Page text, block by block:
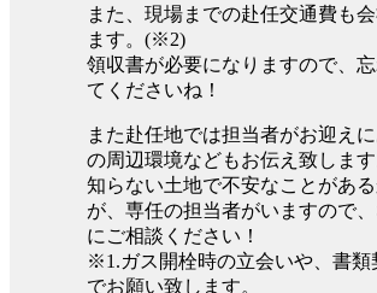
また、現場までの赴任交通費も
ます。(※2)
領収書が必要になりますので、
てくださいね！
また赴任地では担当者がお迎え
の周辺環境などもお伝え致します
知らない土地で不安なことがあ
が、専任の担当者がいますので
にご相談ください！
※1.ガス開栓時の立会いや、書類
でお願い致します。